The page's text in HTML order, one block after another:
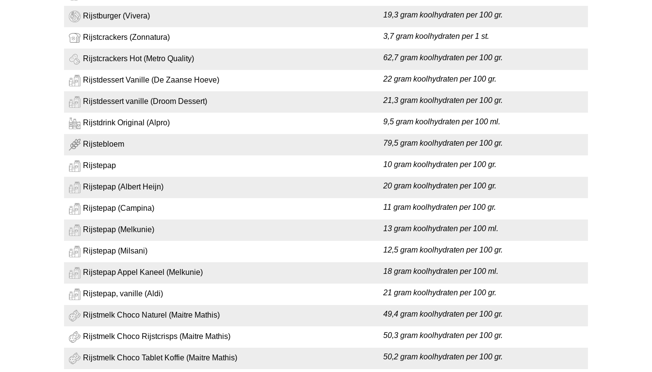
Rijstburger (Vivera) 19,3 gram koolhydraten per 100 gr.
Rijstcrackers (Zonnatura) 3,7 gram koolhydraten per 1 st.
Rijstcrackers Hot (Metro Quality) 62,7 gram koolhydraten per 100 gr.
Rijstdessert Vanille (De Zaanse Hoeve) 22 gram koolhydraten per 100 gr.
Rijstdessert vanille (Droom Dessert) 21,3 gram koolhydraten per 100 gr.
Rijstdrink Original (Alpro) 9,5 gram koolhydraten per 100 ml.
Rijstebloem 79,5 gram koolhydraten per 100 gr.
Rijstepap 10 gram koolhydraten per 100 gr.
Rijstepap (Albert Heijn) 20 gram koolhydraten per 100 gr.
Rijstepap (Campina) 11 gram koolhydraten per 100 gr.
Rijstepap (Melkunie) 13 gram koolhydraten per 100 ml.
Rijstepap (Milsani) 12,5 gram koolhydraten per 100 gr.
Rijstepap Appel Kaneel (Melkunie) 18 gram koolhydraten per 100 ml.
Rijstepap, vanille (Aldi) 21 gram koolhydraten per 100 gr.
Rijstmelk Choco Naturel (Maitre Mathis) 49,4 gram koolhydraten per 100 gr.
Rijstmelk Choco Rijstcrisps (Maitre Mathis) 50,3 gram koolhydraten per 100 gr.
Rijstmelk Choco Tablet Koffie (Maitre Mathis) 50,2 gram koolhydraten per 100 gr.